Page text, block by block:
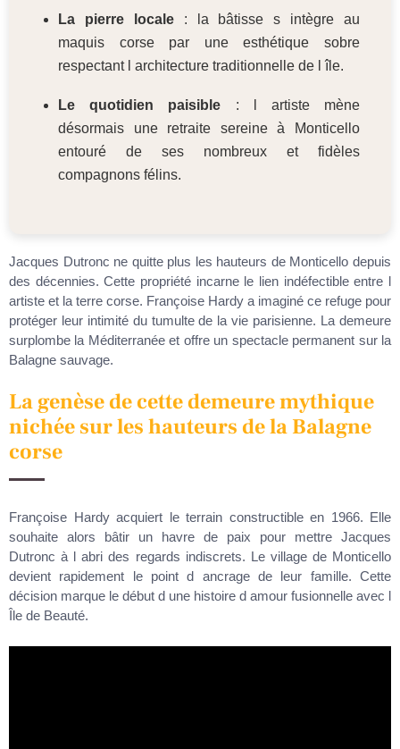
La pierre locale: la bâtisse s intègre au
maquis corse par une esthétique sobre
respectant l architecture traditionnelle de l île.
Le quotidien paisible : l artiste mène
désormais une retraite sereine à Monticello
entouré de ses nombreux et fidèles
compagnons félins.
Jacques Dutronc ne quitte plus les hauteurs de Monticello depuis
des décennies. Cette propriété incarne le lien indéfectible entre l
artiste et la terre corse. Françoise Hardy a imaginé ce refuge pour
protéger leur intimité du tumulte de la vie parisienne. La demeure
surplombe la Méditerranée et offre un spectacle permanent sur la
Balagne sauvage.
La genèse de cette demeure mythique
nichée sur les hauteurs de la Balagne
corse
Françoise Hardy acquiert le terrain constructible en 1966. Elle
souhaite alors bâtir un havre de paix pour mettre Jacques
Dutronc à l abri des regards indiscrets. Le village de Monticello
devient rapidement le point d ancrage de leur famille. Cette
décision marque le début d une histoire d amour fusionnelle avec l
Île de Beauté.